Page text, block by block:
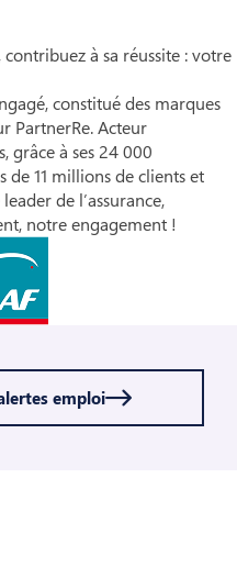
emploi
contribuez à sa réussite : votre
constitué des marques
PartnerRe. Acteur
grâce à ses 24 000
11 millions de clients et
de l’assurance,
notre engagement !